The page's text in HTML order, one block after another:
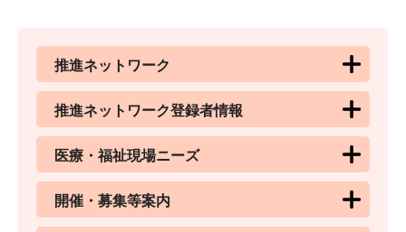
推進ネットワーク
推進ネットワーク登録者情報
医療・福祉現場ニーズ
開催・募集等案内